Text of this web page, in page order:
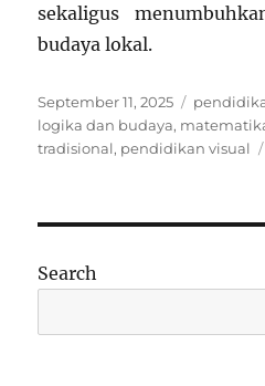
sekaligus
budaya lokal.
Posted
on
September 11, 2025
logika dan budaya,
tradisional, pendidikan visual
Search